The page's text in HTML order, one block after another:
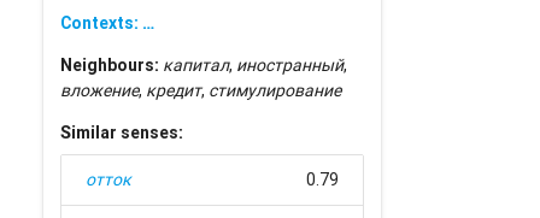
Contexts: …
Neighbours: капитал, иностранный,
вложение, кредит, стимулирование
Similar senses:
отток 0.79